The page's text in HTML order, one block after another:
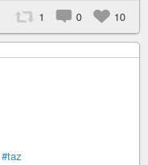
1 0 10
#taz